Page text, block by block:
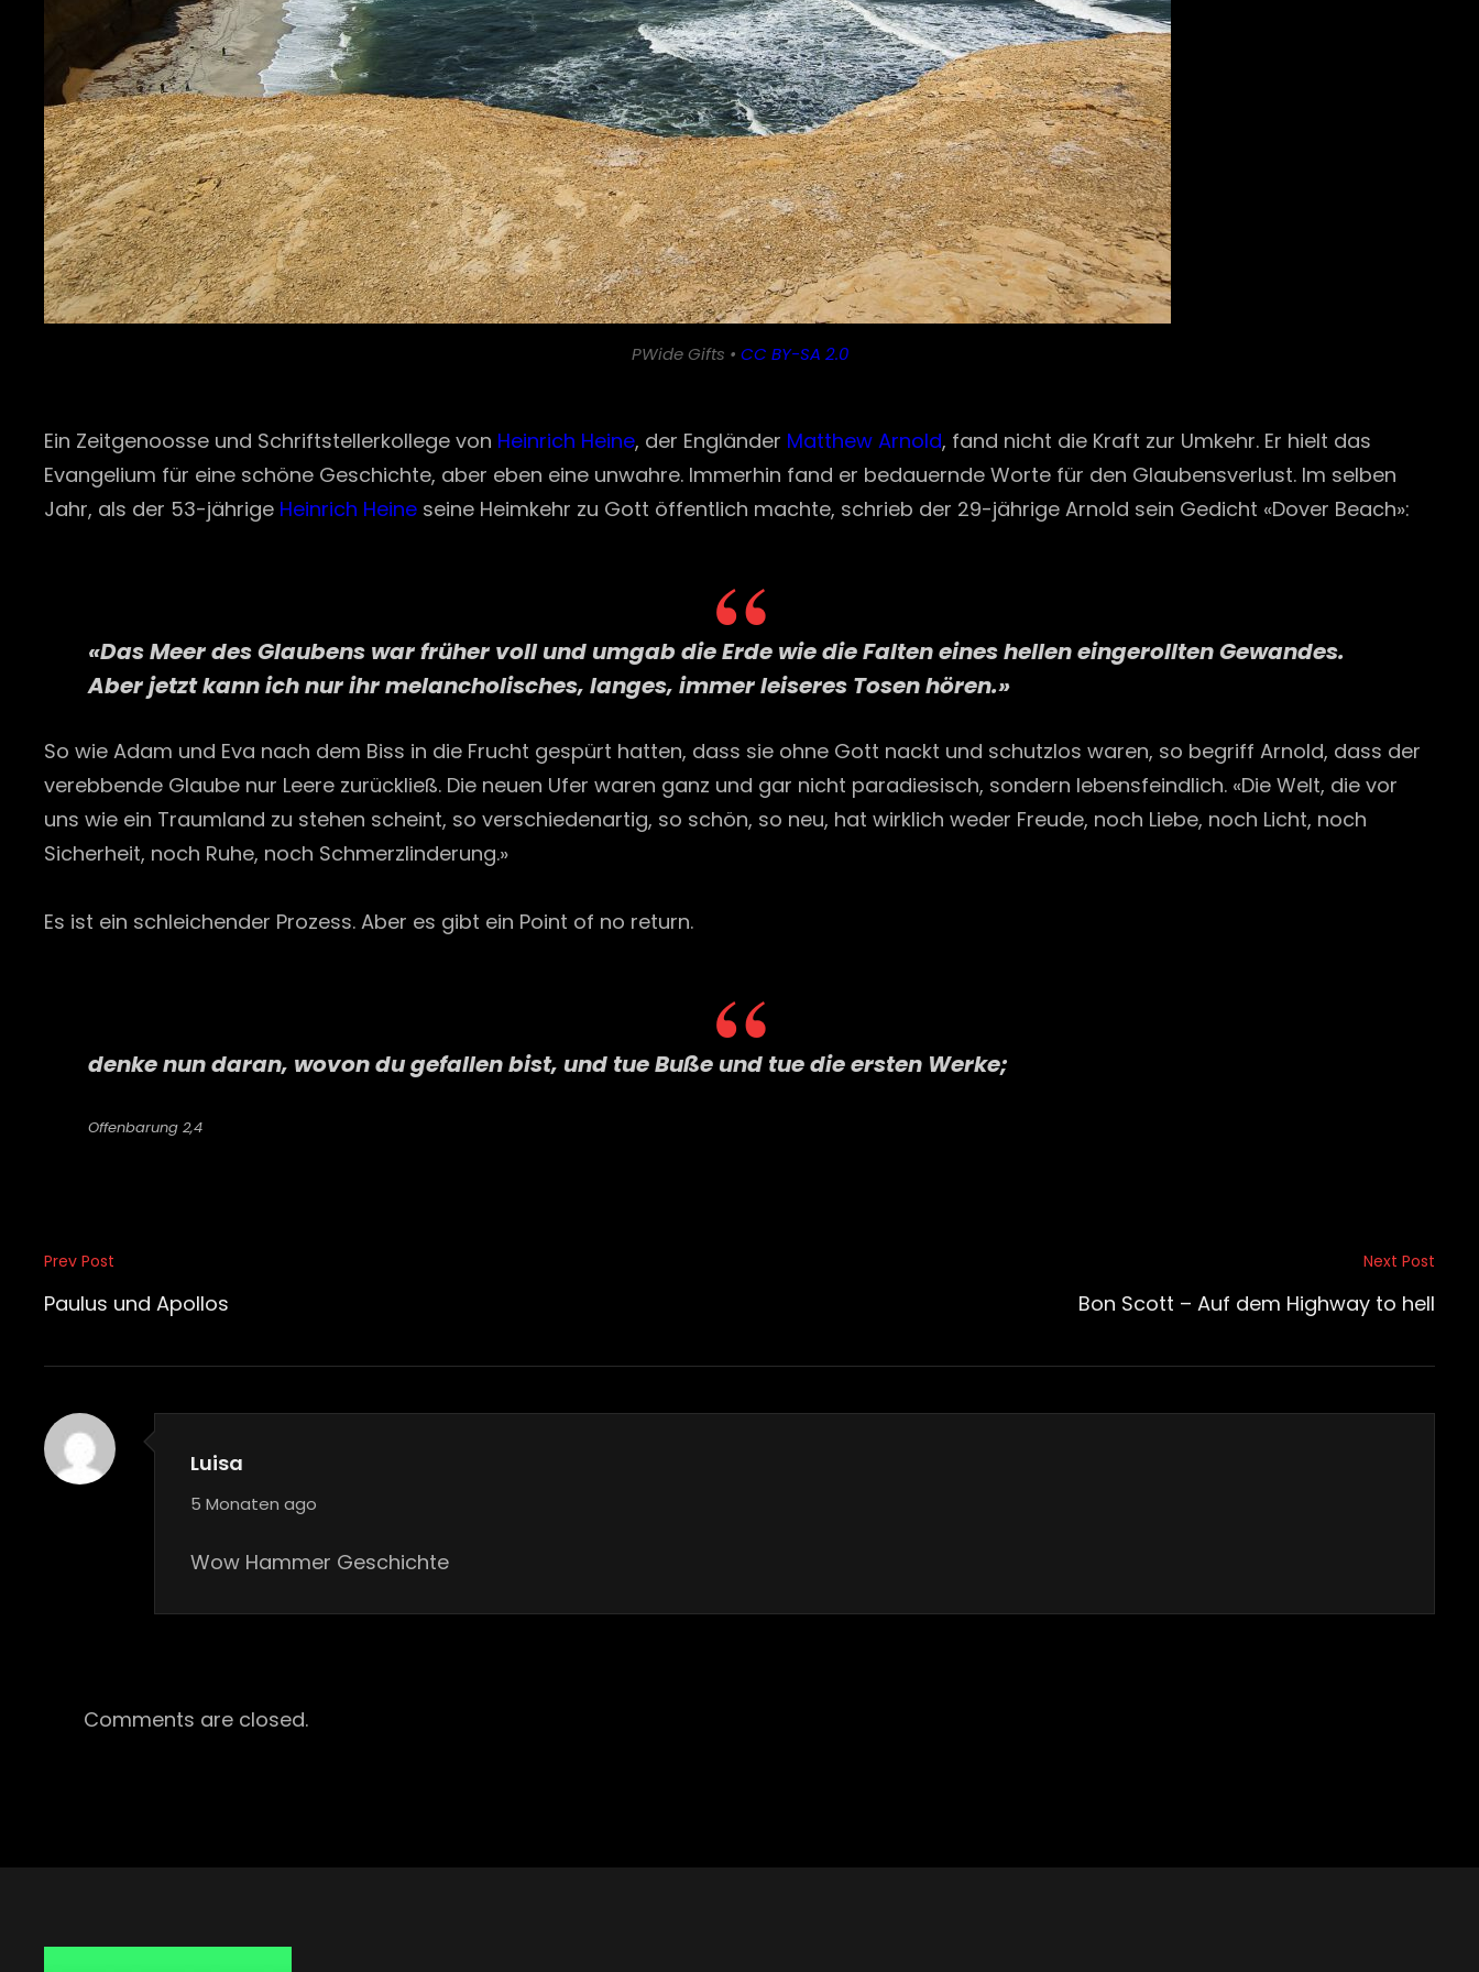
PWide Gifts • CC BY-SA 2.0
Ein Zeitgenoosse und Schriftstellerkollege von Heinrich Heine, der Engländer Matthew Arnold, fand nicht die Kraft zur Umkehr. Er hielt das
Evangelium für eine schöne Geschichte, aber eben eine unwahre. Immerhin fand er bedauernde Worte für den Glaubensverlust. Im selben
Jahr, als der 53-jährige Heinrich Heine seine Heimkehr zu Gott öffentlich machte, schrieb der 29-jährige Arnold sein Gedicht «Dover Beach»:
«Das Meer des Glaubens war früher voll und umgab die Erde wie die Falten eines hellen eingerollten Gewandes.
Aber jetzt kann ich nur ihr melancholisches, langes, immer leiseres Tosen hören.»
So wie Adam und Eva nach dem Biss in die Frucht gespürt hatten, dass sie ohne Gott nackt und schutzlos waren, so begriff Arnold, dass der
verebbende Glaube nur Leere zurückließ. Die neuen Ufer waren ganz und gar nicht paradiesisch, sondern lebensfeindlich. «Die Welt, die vor
uns wie ein Traumland zu stehen scheint, so verschiedenartig, so schön, so neu, hat wirklich weder Freude, noch Liebe, noch Licht, noch
Sicherheit, noch Ruhe, noch Schmerzlinderung.»
Es ist ein schleichender Prozess. Aber es gibt ein Point of no return.
denke nun daran, wovon du gefallen bist, und tue Buße und tue die ersten Werke;
Offenbarung 2,4
Beitragsnavigation
Previous
Post
Prev Post
Paulus und Apollos
Next Post
Bon Scott – Auf dem Highway to hell
Luisa
says:
5 Monaten ago
Wow Hammer Geschichte
Comments are closed.